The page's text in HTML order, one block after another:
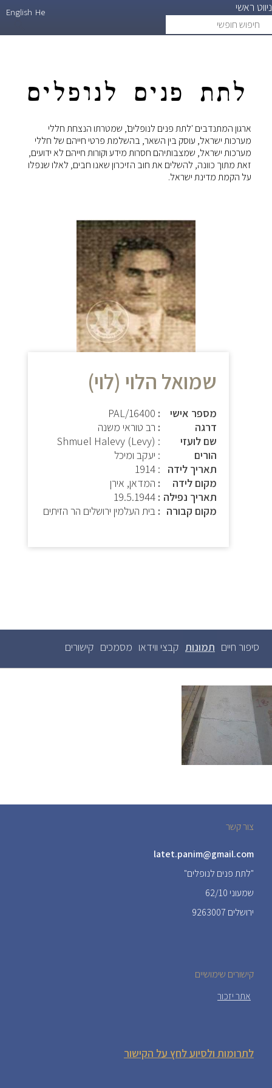
ניווט ראשי
חופשי
He
English
לתת פנים לנופלים
ארגון המתנדבים 'לתת פנים לנופלים', שמטרתו הנצחת חללי
מערכות ישראל, עוסק בין השאר, בהשלמת פרטי חייהם של חללי
מערכות ישראל, שמצבותיהם חסרות מידע וקורות חייהם לא ידועים,
זאת מתוך כוונה, להשלים את חוב הזיכרון שאנו חבים, לאלו שנפלו
על הקמת מדינת ישראל.
שמואל הלוי (לוי)
מספר אישי
PAL/16400
דרגה
רב טוראי משנה
שם לועזי
: Shmuel Halevy (Levy)
הורים
: יעקב ומיכל
תאריך לידה
: 1914
מקום לידה
המדאן, אירן
תאריך נפילה
19.5.1944
מקום קבורה
בית העלמין ירושלים הר הזיתים
לשוניות
ראשיות
סיפור חיים תמונות (לשונית
קבצי ווידאו מסמכים קישורים
צור קשר
latet.panim@gmail.com
"לתת פנים לנופלים"
שמעוני 62/10
ירושלים 9263007
קישורים שימושיים
אתר יזכור
לתרומות ולסיוע לחץ על הקישור